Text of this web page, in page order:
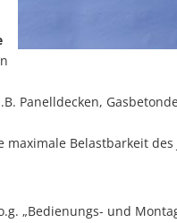
Panelldecken,
Belastbarkeit des
„Bedienungs- und